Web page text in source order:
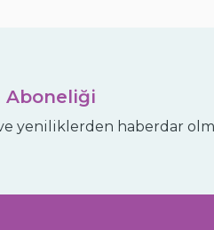
Aboneliği
yeniliklerden haberdar